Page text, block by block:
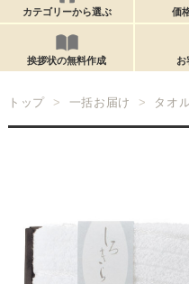
カテゴリーから選ぶ 価
挨拶状の無料作成 お
トップ 一括お届け タオ